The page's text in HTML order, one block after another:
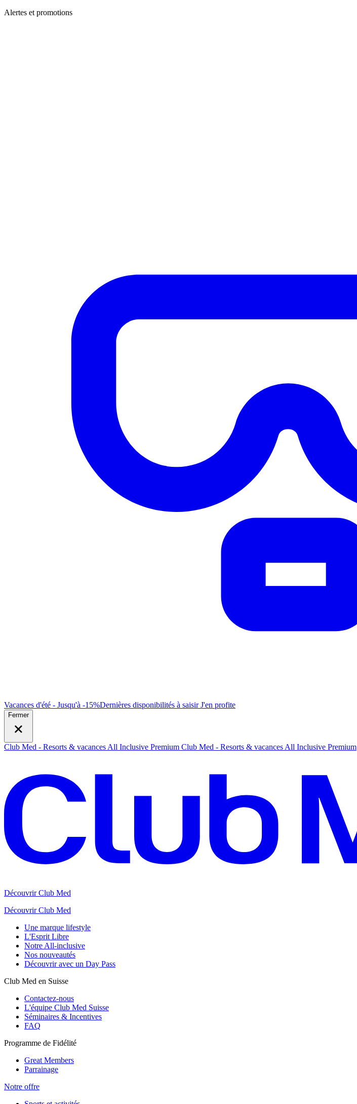
Alertes et promotions
Vacances d'été - Jusqu'à -15%Dernières disponibilités à saisirJ'en profite
Fermer
Club Med - Resorts & vacances All Inclusive Premium Club Med - Resorts & vacances All Inclusive Premium
Découvrir Club Med
Découvrir Club Med
Une marque lifestyle
L'Esprit Libre
Notre All-inclusive
Nos nouveautés
Découvrir avec un Day Pass
Club Med en Suisse
Contactez-nous
L'équipe Club Med Suisse
Séminaires & Incentives
FAQ
Programme de Fidélité
Great Members
Parrainage
Notre offre